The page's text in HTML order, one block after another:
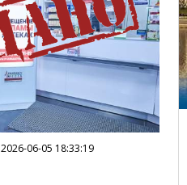
2026-06-05 18:33:19